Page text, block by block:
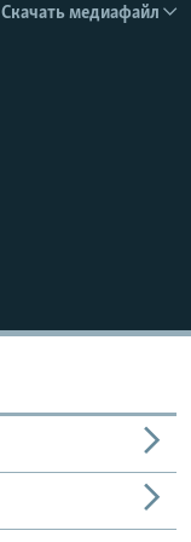
Скачать медиафайл